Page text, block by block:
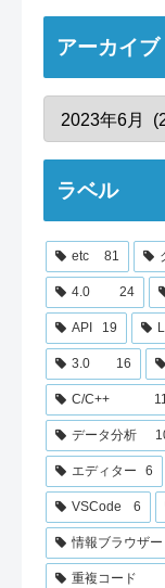
アーカイブ
ラベル
etc 81
4.0 24
API 19
3.0 16
C/C++
データ分析
エディター 6
VSCode 6
情報ブラウザー
重複コード